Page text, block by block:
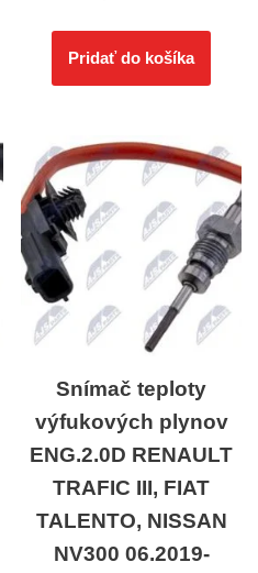
Pridať do košíka
Snímač teploty
výfukových plynov
ENG.2.0D RENAULT
TRAFIC III, FIAT
TALENTO, NISSAN
NV300 06.2019-